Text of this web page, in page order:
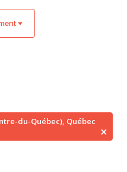
du-Québec), Québec